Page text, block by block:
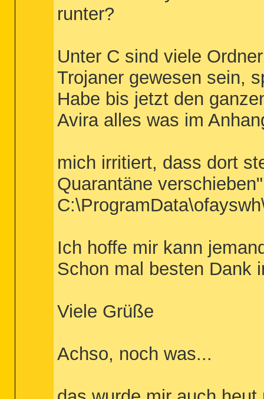
runter?
Unter C sind viele
Trojaner gewesen sein,
Habe bis jetzt den
Avira alles was im
mich irritiert, dass dort
Quarantäne
Ich hoffe mir kann
Schon mal besten Dank
Viele Grüße
Achso, noch was...